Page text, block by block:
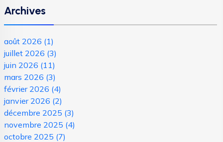
Archives
août 2026 (1)
juillet 2026 (3)
juin 2026 (11)
mars 2026 (3)
février 2026 (4)
janvier 2026 (2)
décembre 2025 (3)
novembre 2025 (4)
octobre 2025 (7)